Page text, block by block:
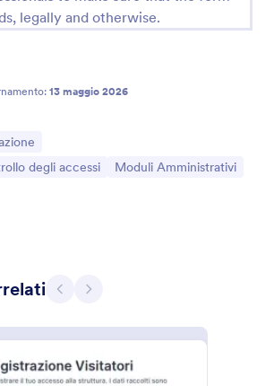
legally and otherwise.
13 maggio 2026
degli accessi Vai alla Categoria:
Moduli Amministrativi
Precedente
Avanti
di permesso di parcheggio e
con il Modulo di registrazione
di parcheggio di Jotform, ideale